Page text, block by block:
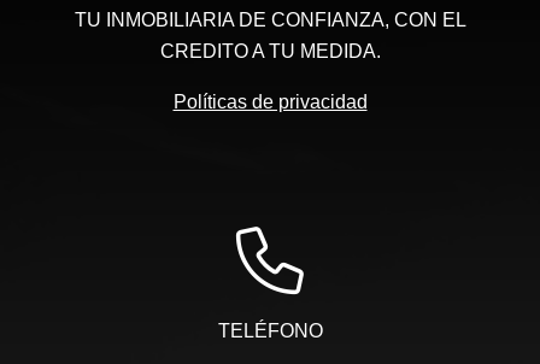
TU INMOBILIARIA DE CONFIANZA, CON EL
CREDITO A TU MEDIDA.
Políticas de privacidad
TELÉFONO